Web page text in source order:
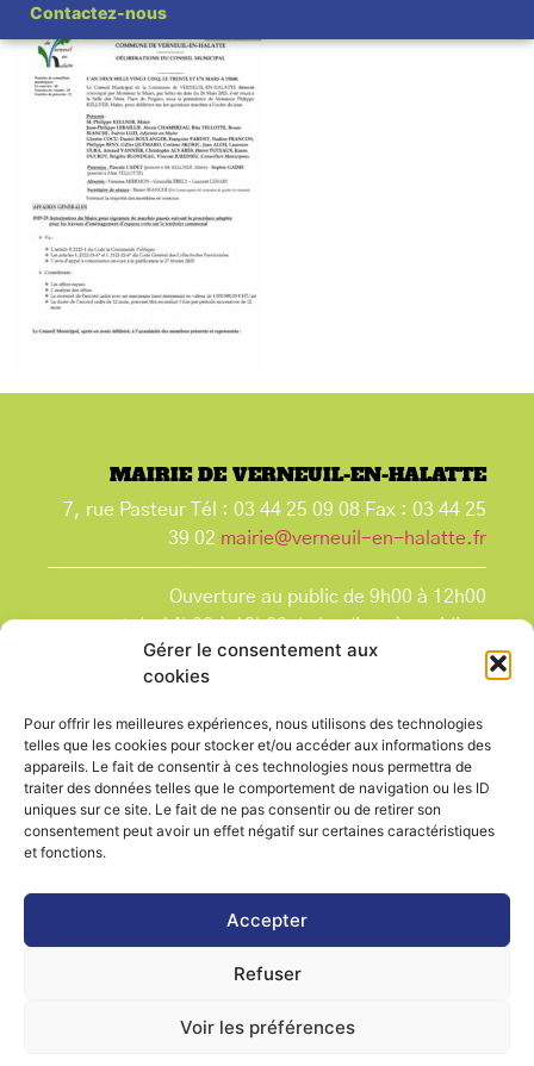
Gérer le consentement aux
cookies
Pour offrir les meilleures expériences, nous utilisons des technologies
telles que les cookies pour stocker et/ou accéder aux informations des
appareils. Le fait de consentir à ces technologies nous permettra de
traiter des données telles que le comportement de navigation ou les ID
uniques sur ce site. Le fait de ne pas consentir ou de retirer son
consentement peut avoir un effet négatif sur certaines caractéristiques
et fonctions.
Accepter
Refuser
Voir les préférences
Contactez-nous
MAIRIE DE VERNEUIL-EN-HALATTE
7, rue Pasteur Tél : 03 44 25 09 08 Fax : 03 44 25
39 02 mairie@verneuil-en-halatte.fr
Ouverture au public de 9h00 à 12h00
et de 14h00 à 18h00 du lundi après-midi au
vendredi,
et le samedi de 9h00 à 12h00.
que les jours fériés.
Contactez-nous Mentions légales